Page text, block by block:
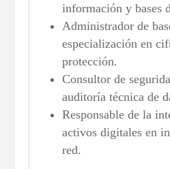
información y bases
Administrador de
especialización en
protección.
Consultor de
auditoría técnica de
Responsable de la
activos digitales en
red.